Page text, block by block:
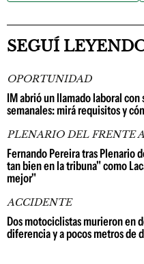
SEGUÍ
OPORTUNIDAD
IM abrió un llamado laboral
semanales: mirá requisitos y
PLENARIO DEL FRENTE
Fernando Pereira tras Plenario
tan bien en la tribuna" como
mejor"
ACCIDENTE
Dos motociclistas murieron en
diferencia y a pocos metros de